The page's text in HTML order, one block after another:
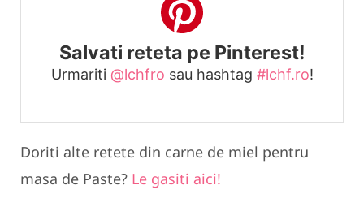
Salvati reteta pe Pinterest!
Urmariti @lchfro sau hashtag #lchf.ro!
Doriti alte retete din carne de miel pentru
masa de Paste? Le gasiti aici!